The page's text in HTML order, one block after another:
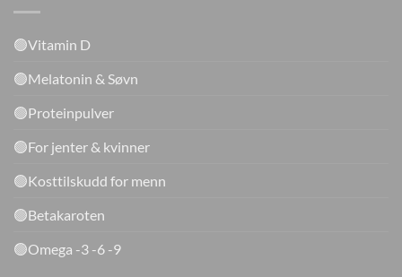
🟢Vitamin D
🟢Melatonin & Søvn
🟢Proteinpulver
🟢For jenter & kvinner
🟢Kosttilskudd for menn
🟢Betakaroten
🟢Omega -3 -6 -9